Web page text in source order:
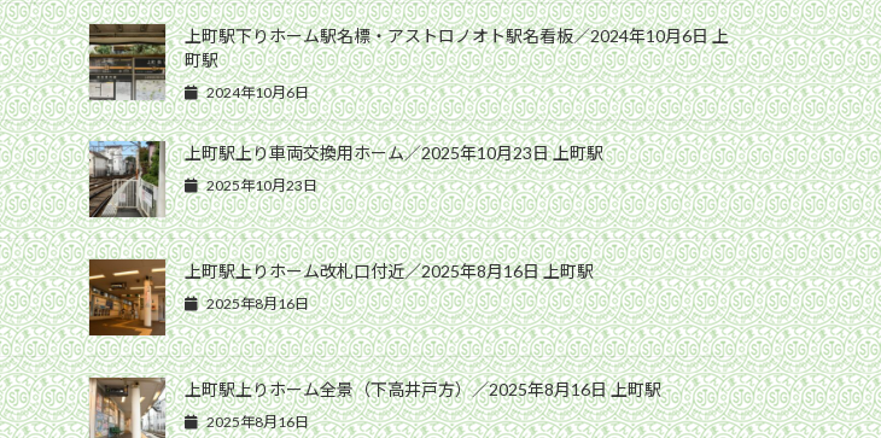
上町駅下りホーム駅名標・アストロノオト駅名看板／2024年10月6日 上
町駅
2024年10月6日
上町駅上り車両交換用ホーム／2025年10月23日 上町駅
2025年10月23日
上町駅上りホーム改札口付近／2025年8月16日 上町駅
2025年8月16日
上町駅上りホーム全景（下高井戸方）／2025年8月16日 上町駅
2025年8月16日